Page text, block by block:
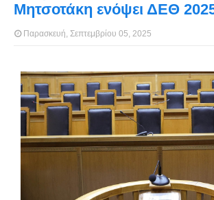
Μητσοτάκη ενόψει ΔΕΘ
Παρασκευή, Σεπτεμβρίου 05, 2025